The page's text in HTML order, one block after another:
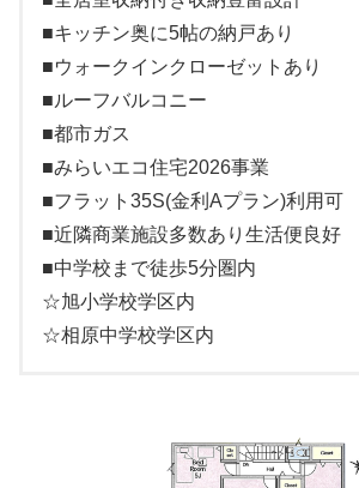
■キッチン奥に5帖の納戸あり
■ウォークインクローゼットあり
■ルーフバルコニー
■都市ガス
■みらいエコ住宅2026事業
■フラット35S(金利Aプラン)利用可
■近隣商業施設多数あり生活便良好
■中学校まで徒歩5分圏内
☆旭小学校学区内
☆相原中学校学区内